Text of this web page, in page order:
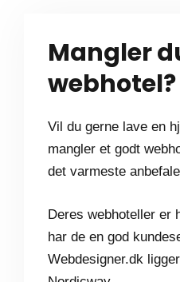
Mangler
webhotel?
Vil du gerne lave en
mangler et godt
det varmeste anbefale
Deres webhoteller er
har de en god
Webdesigner.dk